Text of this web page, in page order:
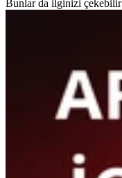
Bunlar da ilginizi çekebilir